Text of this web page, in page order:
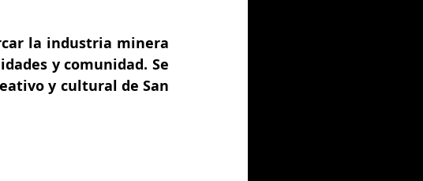
la industria minera
y comunidad. Se
y cultural de San